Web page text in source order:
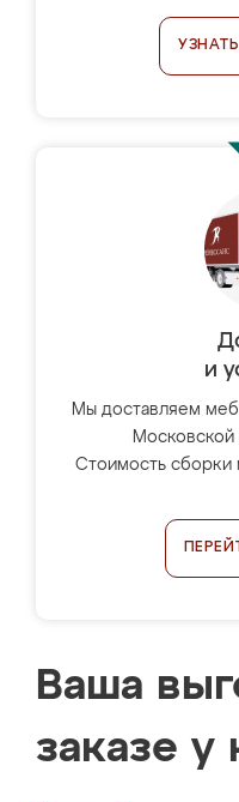
и
Мы доставляем
Московской
Стоимость сборки
Ваша
заказе у